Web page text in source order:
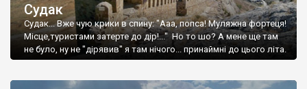
Судак
Судак... Вже чую крики в спину: "Ааа, попса! Муляжна фортеця!
Місце,туристами затерте до дір!..." Но то шо? А мене ще там
не було, ну не "дірявив" я там нічого... принаймні до цього літа.